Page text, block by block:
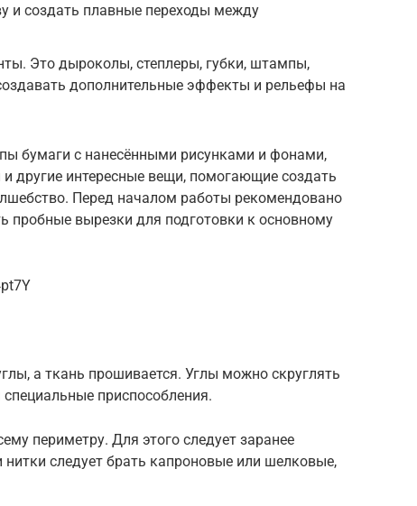
и создать плавные переходы между
Это дыроколы, степлеры, губки, штампы,
дополнительные эффекты и рельефы на
бумаги с нанесёнными рисунками и фонами,
другие интересные вещи, помогающие создать
Перед началом работы рекомендовано
пробные вырезки для подготовки к основному
а ткань прошивается. Углы можно скруглять
приспособления.
периметру. Для этого следует заранее
следует брать капроновые или шелковые,